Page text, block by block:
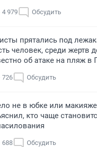
4 979 Обсудить
прятались под
человек, среди жертв
об атаке на пляж в
726 Обсудить
не в юбке или
кто чаще
688 Обсудить